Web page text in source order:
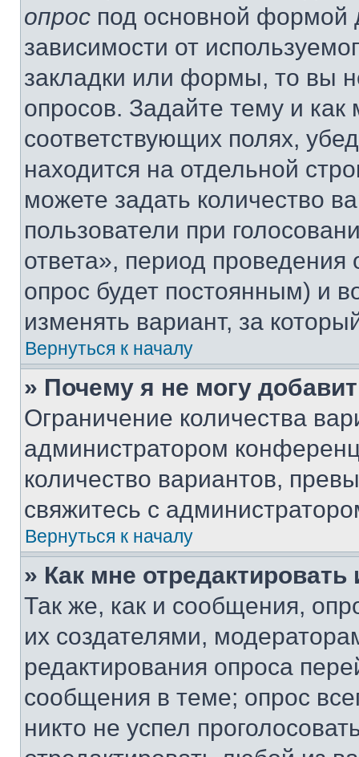
опрос под основной формой
зависимости от
закладки или формы, то вы
опросов. Задайте тему и
соответствующих полях,
находится на отдельной
можете задать количество
пользователи при
ответа», период проведения
опрос будет постоянным) и
изменять вариант, за
Вернуться к началу
» Почему я не могу
Ограничение количества
администратором
количество вариантов,
свяжитесь с
Вернуться к началу
» Как мне
Так же, как и сообщения,
их создателями,
редактирования опроса
сообщения в теме; опрос
никто не успел